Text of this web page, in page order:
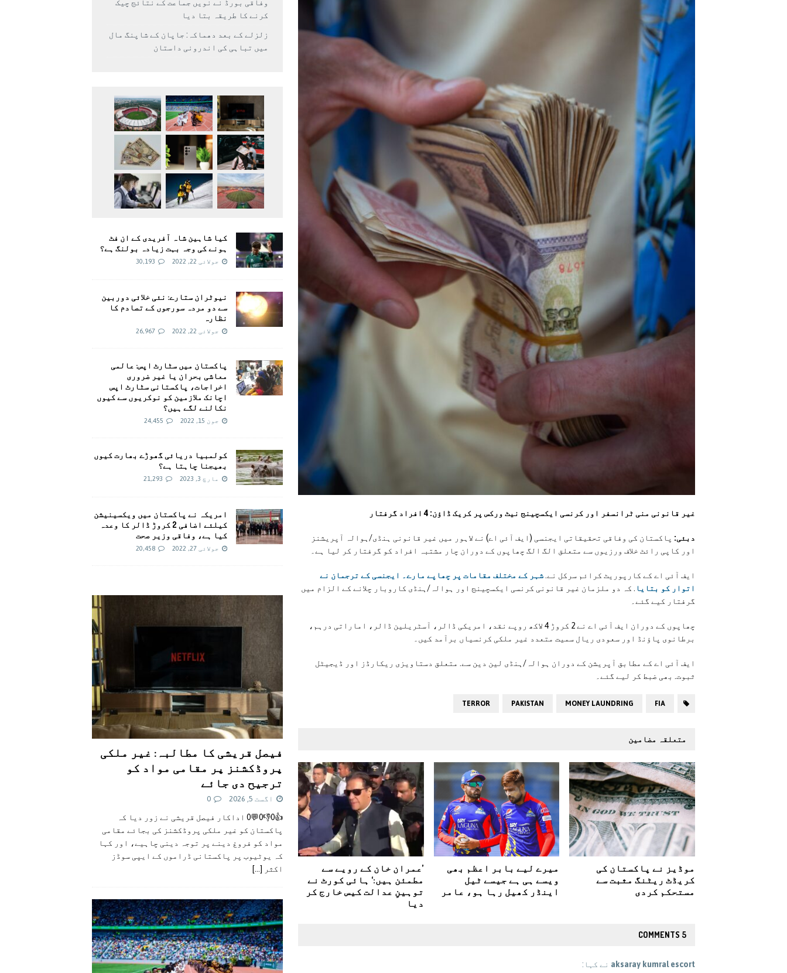
غیر قانونی منی ٹرانسفر اور کرنسی ایکسچینج نیٹ ورکس پر کریک ڈاؤن: 4 افراد گرفتار
دبئی: پاکستان کی وفاقی تحقیقاتی ایجنسی (ایف آئی اے) نے لاہور میں غیر قانونی ہنڈی/ہوالہ آپریشنز
اور کاپی رائٹ خلاف ورزیوں سے متعلق الگ الگ چھاپوں کے دوران چار مشتبہ افراد کو گرفتار کر لیا ہے۔
ایف آئی اے کے کارپوریٹ کرائم سرکل نے. شہر کے مختلف مقامات پر چھاپے مارے۔ ایجنسی کے ترجمان نے
اتوار کو بتایا
. کہ دو ملزمان غیر قانونی کرنسی ایکسچینج اور ہوالہ/ہنڈی کاروبار چلانے کے الزام میں
گرفتار کیے گئے۔
چھاپوں کے دوران ایف آئی اے نے 2 کروڑ 4 لاکھ روپے نقد، امریکی ڈالر، آسٹریلین ڈالر، اماراتی درہم،
برطانوی پاؤنڈ اور سعودی ریال سمیت متعدد غیر ملکی کرنسیاں برآمد کیں۔
ایف آئی اے کے مطابق آپریشن کے دوران ہوالہ/ہنڈی لین دین سے. متعلق دستاویزی ریکارڈز اور ڈیجیٹل
ثبوت. بھی ضبط کر لیے گئے۔
FIA
MONEY LAUNDRING
PAKISTAN
TERROR
متعلقہ مضامین
موڈیز نے پاکستان کی
کریڈٹ ریٹنگ مثبت سے
مستحکم کردی
میرے لیے بابر اعظم بھی
ویسے ہی ہے جیسے ٹیل
اینڈر کھیل رہا ہو، عامر
’عمران خان کے رویے سے
مطمئن ہیں:‘ ہائی کورٹ نے
توہینِ عدالت کیس خارج کر
دیا
5 COMMENTS
aksaray kumral escort نے کہا:
وفاقی بورڈ نے نویں جماعت کے نتائج چیک
کرنے کا طریقہ بتا دیا
زلزلے کے بعد دھماکہ: جاپان کے شاپنگ مال
میں تباہی کی اندرونی داستان
کیا شاہین شاہ آفریدی کے ان فٹ
ہونے کی وجہ بہت زیادہ بولنگ ہے؟
جولائی 22, 2022 30,193
نیوٹران ستارے: نئی خلائی دوربین
سے دو مردہ سورجوں کے تصادم کا
نظارہ
جولائی 22, 2022 26,967
پاکستان میں سٹارٹ اپس: عالمی
معاشی بحران یا غیر ضروری
اخراجات، پاکستانی سٹارٹ اپس
اچانک ملازمین کو نوکریوں سے کیوں
نکالنے لگے ہیں؟
جون 15, 2022 24,455
کولمبیا دریائی گھوڑے بھارت کیوں
بھیجنا چاہتا ہے؟
مارچ 3, 2023 21,293
امريکہ نے پاکستان میں ویکسینیشن
کیلئے اضافی 2 کروڑ ڈالر کا وعدہ
کیا ہے، وفاقی وزیر صحت
جولائی 27, 2022 20,458
فیصل قریشی کا مطالبہ: غیر ملکی
پروڈکشنز پر مقامی مواد کو
ترجیح دی جائے
اگست 5, 2026 0
👍0👎0💬0 اداکار فیصل قریشی نے زور دیا کہ
پاکستان کو غیر ملکی پروڈکشنز کی بجائے مقامی
مواد کو فروغ دینے پر توجہ دینی چاہیے، اور کہا
کہ یوٹیوب پر پاکستانی ڈراموں کے ایپی سوڈز
اکثر
[...]